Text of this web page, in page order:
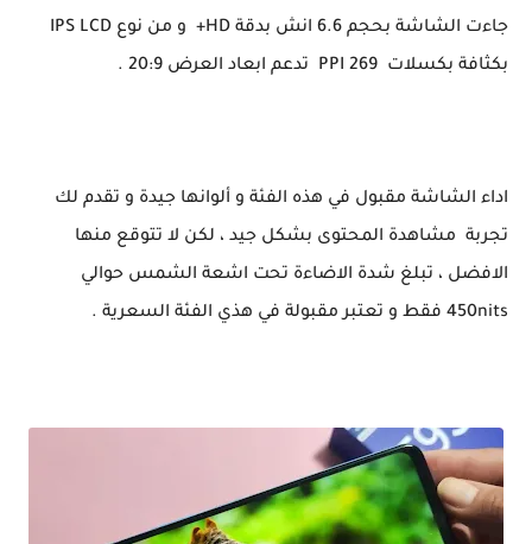
بكثافة بكسلات 269 PPI تدعم ابعاد العرض 20:9 .
اداء الشاشة مقبول في هذه الفئة و ألوانها جيدة و تقدم لك
تجربة مشاهدة المحتوى بشكل جيد ، لكن لا تتوقع منها
الافضل ، تبلغ شدة الاضاءة تحت اشعة الشمس حوالي
450nits فقط و تعتبر مقبولة في هذي الفئة السعرية .